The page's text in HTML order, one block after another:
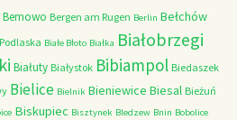
Bemowo Bergen am Rugen Berlin Bełchów
Białe Błoto Białka Białobrzegi
Białuty Białystok Bibiampol Biedaszek
Bielice Bielnik Bieniewice Biesal Bieżuń
Biskupiec Bisztynek Bledzew Bnin Bobolice